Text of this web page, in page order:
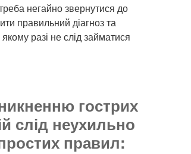
негайно звернутися до
правильний діагноз та
разі не слід займатися
гострих
слід неухильно
правил: